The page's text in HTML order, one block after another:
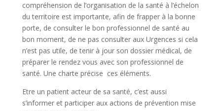
compréhension de l’organisation de la santé à l’échelon
du territoire est importante, afin de frapper à la bonne
porte, de consulter le bon professionnel de santé au
bon moment, de ne pas consulter aux Urgences si cela
n’est pas utile, de tenir à jour son dossier médical, de
préparer le rendez vous avec son professionnel de
santé. Une charte précise ces éléments.
Etre un patient acteur de sa santé, c’est aussi
s’informer et participer aux actions de prévention mise